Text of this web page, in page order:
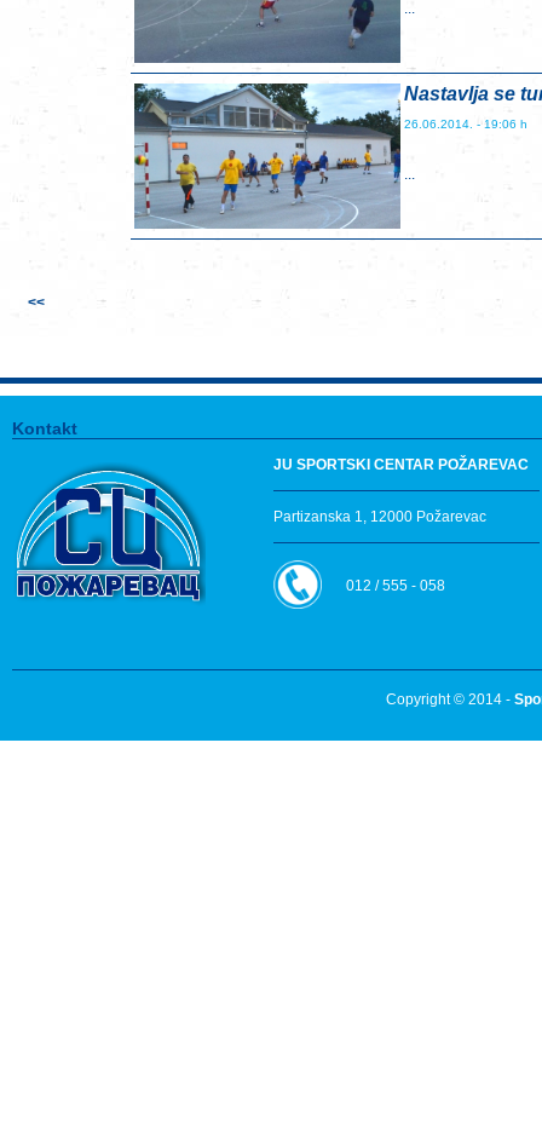
Nastavlja se
26.06.2014. - 19:06 h
<<
Kontakt
JU SPORTSKI CENTAR POŽAREVAC
Partizanska 1, 12000 Požarevac
012 / 555 - 058
Copyright © 2014 -